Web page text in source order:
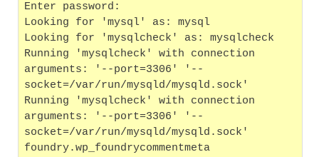
Enter password:
Looking for 'mysql' as: mysql
Looking for 'mysqlcheck' as: mysqlcheck
Running 'mysqlcheck' with connection
arguments: '--port=3306' '--
socket=/var/run/mysqld/mysqld.sock'
Running 'mysqlcheck' with connection
arguments: '--port=3306' '--
socket=/var/run/mysqld/mysqld.sock'
foundry.wp_foundrycommentmeta